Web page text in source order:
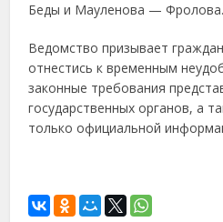
Беды и Мауленова — Фролова.
Ведомство призывает
отнестись к временным
законные требования
государственных органов, а
только официальной